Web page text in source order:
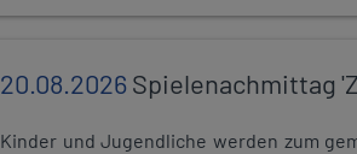
20.08.2026Spielenachmittag
Kinder und Jugendliche werden zum